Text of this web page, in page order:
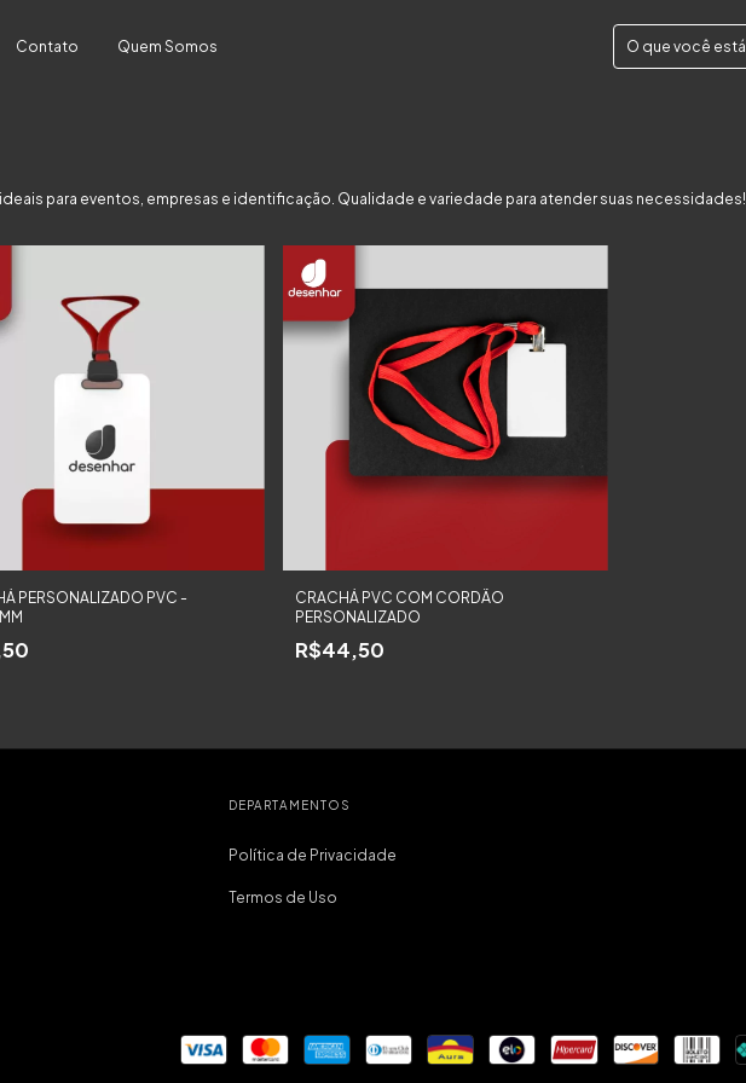
Contato Quem Somos
para eventos, empresas e identificação. Qualidade e variedade para atender suas necessidades!
PERSONALIZADO PVC -
CRACHÁ PVC COM CORDÃO
PERSONALIZADO
R$44,50
DEPARTAMENTOS
Política de Privacidade
Termos de Uso